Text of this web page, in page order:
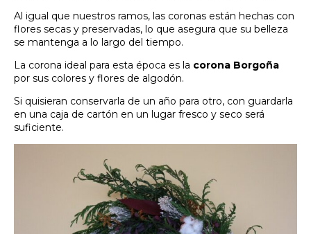
Al igual que nuestros ramos, las coronas están hechas con
flores secas y preservadas, lo que asegura que su belleza
se mantenga a lo largo del tiempo.
La corona ideal para esta época es la corona Borgoña
por sus colores y flores de algodón.
Si quisieran conservarla de un año para otro, con guardarla
en una caja de cartón en un lugar fresco y seco será
suficiente.